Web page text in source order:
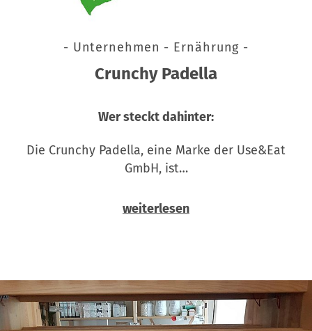
- Unternehmen - Ernährung -
Crunchy Padella
Wer steckt dahinter:
Die Crunchy Padella, eine Marke der Use&Eat
GmbH, ist…
weiterlesen